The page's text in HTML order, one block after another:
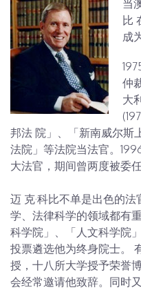
当
比
成
仲
大
邦法 院」、「新南威尔斯
法院」等法院当法官。
大法官，期间曾两度被委
迈 克·科比不单是出色的
学、法律科学的领域都有
科学院」、「人文科学院
投票遴选他为终身院士。
授，十八所大学授予荣誉
会经常邀请他致辞。同时